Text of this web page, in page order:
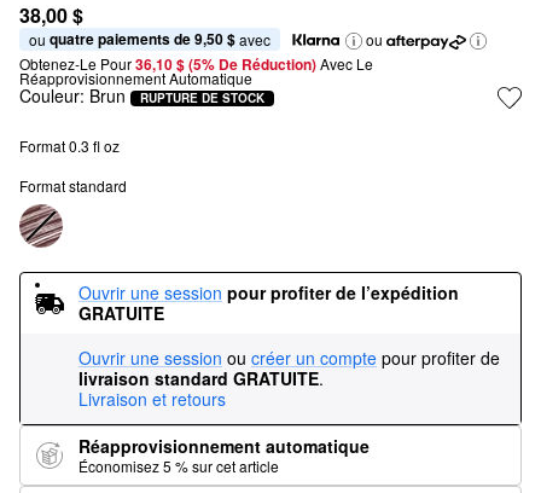
38,00 $
ou quatre paiements de 9,50 $ avec
ou
Obtenez-Le Pour36,10 $ (5% De Réduction) Avec Le
Réapprovisionnement Automatique
Couleur: Brun RUPTURE DE STOCK
Format 0.3 fl oz
Format standard
Ouvrir une session pour profiter de l’expédition
GRATUITE
Ouvrir une session ou créer un compte pour profiter de
livraison standard GRATUITE.
Livraison et retours
Réapprovisionnement automatique
Économisez 5 % sur cet article